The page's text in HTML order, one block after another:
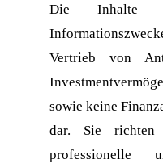
Die Inhalte
Vertrieb von
sowie keine
dar. Sie richten
professionelle